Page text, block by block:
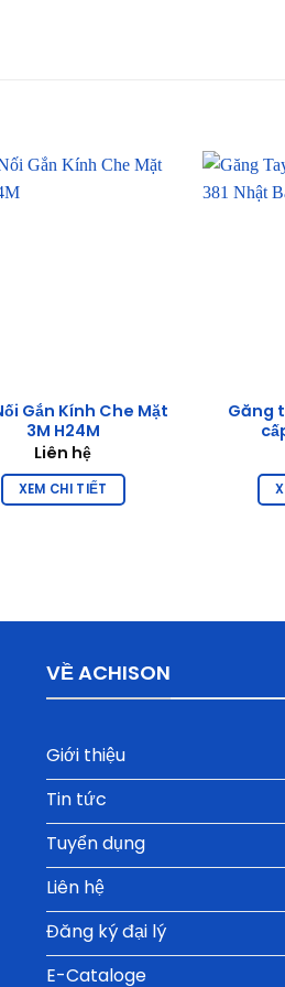
Gắn Kính Che Mặt
3M H24M
Liên hệ
XEM CHI TIẾT
Găng
VỀ ACHISON
Giới thiệu
Tin tức
Tuyển dụng
Liên hệ
Đăng ký đại lý
E-Cataloge